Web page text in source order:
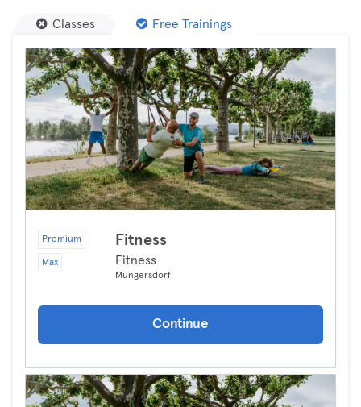
Classes Free Trainings
Premium
Max
Fitness
Fitness
Müngersdorf
Continue